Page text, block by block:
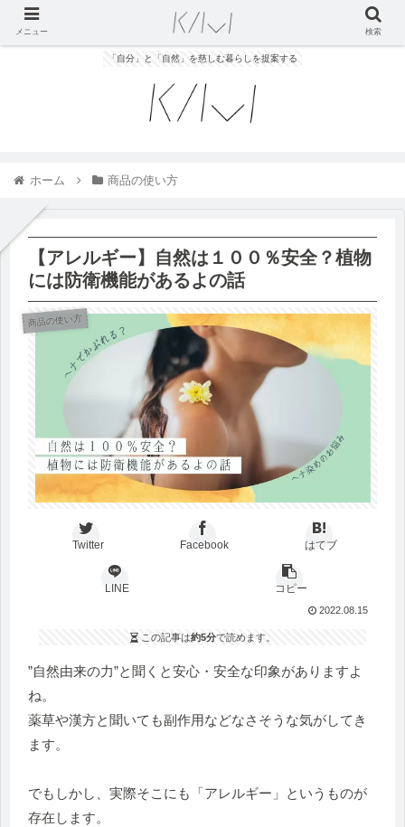
「自分」と「自然」を慈しむ暮らしを提案する
ホーム 商品の使い方
【アレルギー】自然は１００％安全？植物
には防衛機能があるよの話
商品の使い方
Twitter Facebook はてブ
LINE コピー
2022.08.15
この記事は約5分で読めます。
”自然由来の力”と聞くと安心・安全な印象がありますよ
ね。
薬草や漢方と聞いても副作用などなさそうな気がしてき
ます。
でもしかし、実際そこにも「アレルギー」というものが
存在します。
メニュー 検索